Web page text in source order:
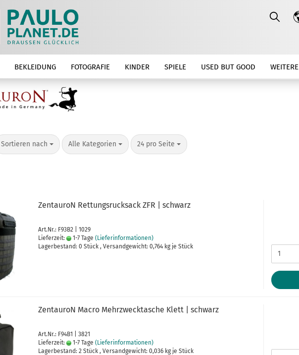
BEKLEIDUNG FOTOGRAFIE KINDER SPIELE USED BUT GOOD WEITERE
Sortieren nach
Sortieren nach Alle Kategorien
pro Seite 24 pro Seite
pro Seite
ZentauroN Rettungsrucksack ZFR | schwarz
Art.Nr.: F93B2 | 1029
Lieferzeit:
1-7 Tage (Lieferinformationen)
Lagerbestand: 0 Stück , Versandgewicht: 0,764 kg je Stück
ZentauroN Macro Mehrzwecktasche Klett | schwarz
Art.Nr.: F94B1 | 3821
Lieferzeit:
1-7 Tage (Lieferinformationen)
Lagerbestand: 2 Stück , Versandgewicht: 0,036 kg je Stück